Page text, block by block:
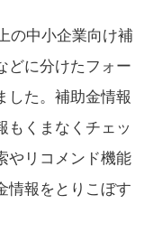
の中小企業向け補
どに分けたフォー
した。補助金情報
もくまなくチェッ
やリコメンド機能
情報をとりこぼす